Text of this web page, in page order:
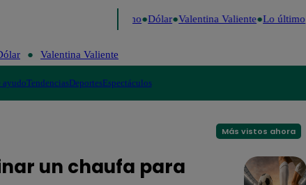
Fútbol peruano Dólar Valentina Valiente Lo último
Valentina Valiente
ayudoTendenciasDeportesEspectáculos
un chaufa para
Más vistos ahora